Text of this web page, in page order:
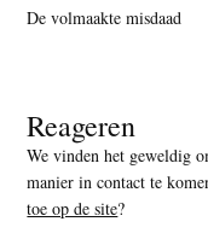
De volmaakte misdaad
Reageren
We vinden het geweldig
manier in contact te
toe op de site?